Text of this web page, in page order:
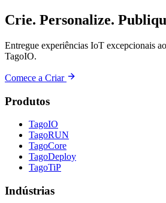
Crie. Personalize.
Entregue experiências IoT excepcionais
TagoIO.
Comece a Criar
Produtos
TagoIO
TagoRUN
TagoCore
TagoDeploy
TagoTiP
Indústrias